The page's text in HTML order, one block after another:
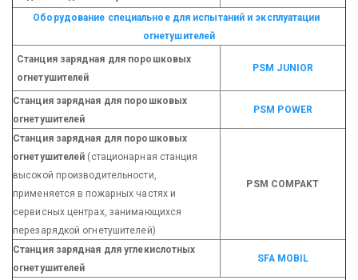
Оборудование специальное для испытаний и эксплуатации
огнетушителей
Станция зарядная для порошковых
огнетушителей
PSM JUNIOR
Станция зарядная для порошковых
огнетушителей
PSM POWER
Станция зарядная для порошковых
огнетушителей (стационарная станция
высокой производительности,
применяется в пожарных частях и
сервисных центрах, занимающихся
перезарядкой огнетушителей)
PSM COMPAKT
Станция зарядная для углекислотных
огнетушителей
SFA MOBIL